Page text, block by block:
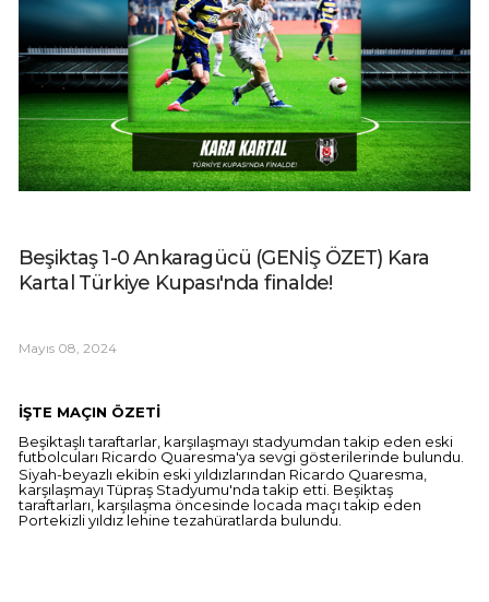
Beşiktaş 1-0 Ankaragücü (GENİŞ ÖZET) Kara
Kartal Türkiye Kupası'nda finalde!
Mayıs 08, 2024
İŞTE MAÇIN ÖZETİ
Beşiktaşlı taraftarlar, karşılaşmayı stadyumdan takip eden eski
futbolcuları Ricardo Quaresma'ya sevgi gösterilerinde bulundu.
Siyah-beyazlı ekibin eski yıldızlarından Ricardo Quaresma,
karşılaşmayı Tüpraş Stadyumu'nda takip etti. Beşiktaş
taraftarları, karşılaşma öncesinde locada maçı takip eden
Portekizli yıldız lehine tezahüratlarda bulundu.